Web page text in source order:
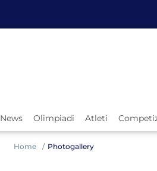
News Olimpiadi Atleti
Home Photogallery